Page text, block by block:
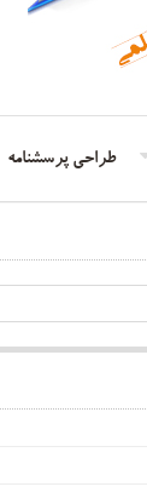
طراحی پرسشنامه